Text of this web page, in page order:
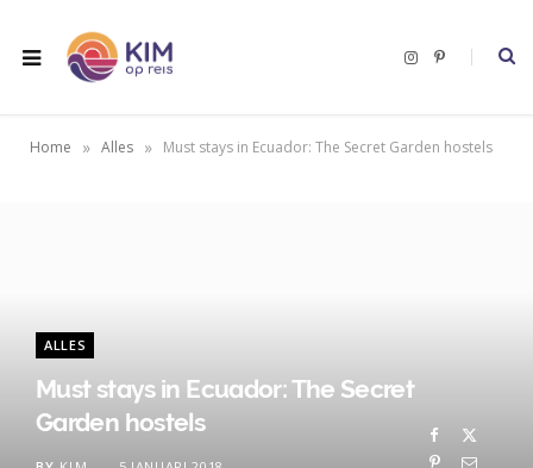
I
r
P
e
Home » Alles » Must stays in Ecuador: The Secret Garden hostels
ALLES
Must stays in Ecuador: The Secret
Garden hostels